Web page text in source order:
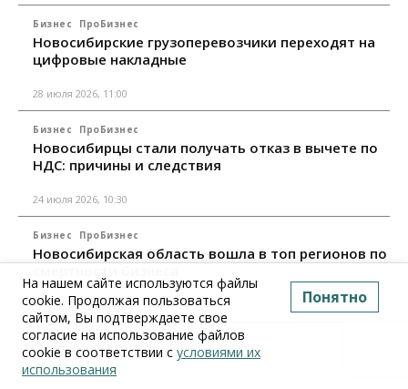
Бизнес ПроБизнес
Новосибирские грузоперевозчики переходят на
цифровые накладные
28 июля 2026, 11:00
Бизнес ПроБизнес
Новосибирцы стали получать отказ в вычете по
НДС: причины и следствия
24 июля 2026, 10:30
Бизнес ПроБизнес
Новосибирская область вошла в топ регионов по
17 июля 2026, 12:00
Все материалы
На нашем сайте используются файлы
cookie. Продолжая пользоваться
сайтом, Вы подтверждаете свое
согласие на использование файлов
cookie в соответствии с условиями их
использования
Понятно